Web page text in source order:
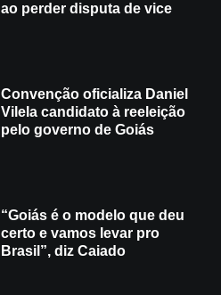
ao perder disputa de vice
Convenção oficializa Daniel
Vilela candidato à reeleição
pelo governo de Goiás
“Goiás é o modelo que deu
certo e vamos levar pro
Brasil”, diz Caiado